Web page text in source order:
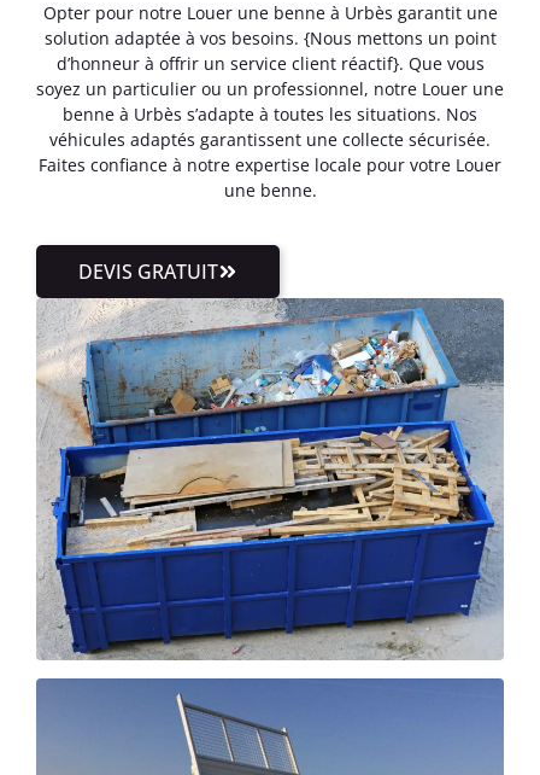
Opter pour notre Louer une benne à Urbès garantit une
solution adaptée à vos besoins. {Nous mettons un point
d’honneur à offrir un service client réactif}. Que vous
soyez un particulier ou un professionnel, notre Louer une
benne à Urbès s’adapte à toutes les situations. Nos
véhicules adaptés garantissent une collecte sécurisée.
Faites confiance à notre expertise locale pour votre Louer
une benne.
DEVIS GRATUIT